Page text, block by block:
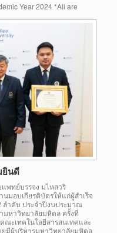
Year 2024 *All are
ยินดี
พทย์บรรจง มไหสวริ
มอบเกียรติบัตรให้แก่ผู้สำเร็จ
ลำดับ ประจำปีงบประมาณ
มหาวิทยาลัยมหิดล ครั้งที่
ณะเทคโนโลยีสารสนเทศและ
มีผู้บริหารมหาวิทยาลัยมหิดล